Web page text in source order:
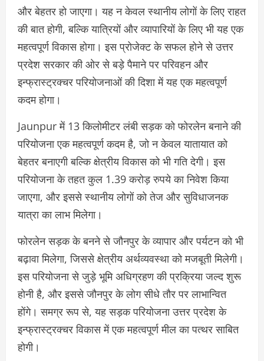
और बेहतर हो जाएगा। यह न केवल स्थानीय लोगों के लिए राहत
की बात होगी, बल्कि यात्रियों और व्यापारियों के लिए भी यह एक
महत्वपूर्ण विकास होगा। इस प्रोजेक्ट के सफल होने से उत्तर
प्रदेश सरकार की ओर से बड़े पैमाने पर परिवहन और
इन्फ्रास्ट्रक्चर परियोजनाओं की दिशा में यह एक महत्वपूर्ण
कदम होगा।
Jaunpur में 13 किलोमीटर लंबी सड़क को फोरलेन बनाने की
परियोजना एक महत्वपूर्ण कदम है, जो न केवल यातायात को
बेहतर बनाएगी बल्कि क्षेत्रीय विकास को भी गति देगी। इस
परियोजना के तहत कुल 1.39 करोड़ रुपये का निवेश किया
जाएगा, और इससे स्थानीय लोगों को तेज और सुविधाजनक
यात्रा का लाभ मिलेगा।
फोरलेन सड़क के बनने से जौनपुर के व्यापार और पर्यटन को भी
बढ़ावा मिलेगा, जिससे क्षेत्रीय अर्थव्यवस्था को मजबूती मिलेगी।
इस परियोजना से जुड़े भूमि अधिग्रहण की प्रक्रिया जल्द शुरू
होनी है, और इससे जौनपुर के लोग सीधे तौर पर लाभान्वित
होंगे। समग्र रूप से, यह सड़क परियोजना उत्तर प्रदेश के
इन्फ्रास्ट्रक्चर विकास में एक महत्वपूर्ण मील का पत्थर साबित
होगी।